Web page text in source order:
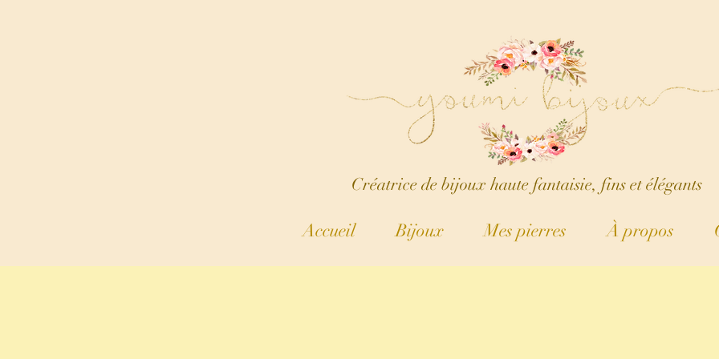
Créatrice de bijoux haute fantaisie, fins et élégants
Accueil Bijoux Mes pierres À propos